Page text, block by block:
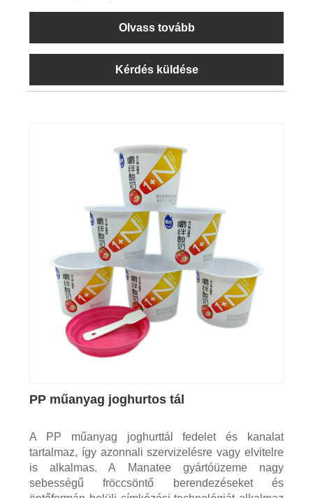
Olvass tovább
Kérdés küldése
PP műanyag joghurtos tál
A PP műanyag joghurttál fedelet és kanalat
tartalmaz, így azonnali szervizelésre vagy elvitelre
is alkalmas. A Manatee gyártóüzeme nagy
sebességű fröccsöntő berendezéseket és